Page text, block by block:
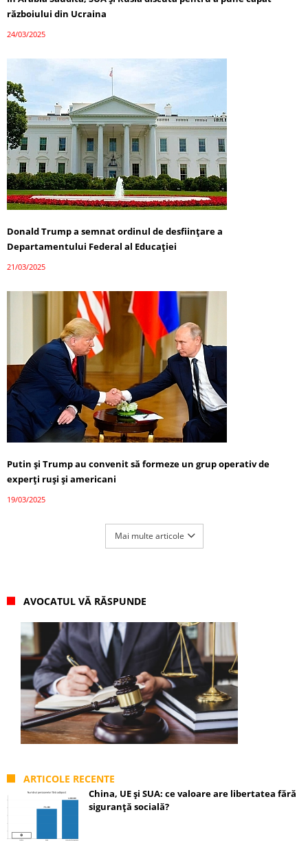
războiului din Ucraina
24/03/2025
Donald Trump a semnat ordinul de desființare a
Departamentului Federal al Educației
21/03/2025
Putin și Trump au convenit să formeze un grup operativ de
experți ruși și americani
19/03/2025
Mai multe articole
AVOCATUL VĂ RĂSPUNDE
ARTICOLE RECENTE
China, UE și SUA: ce valoare are libertatea fără
siguranță socială?